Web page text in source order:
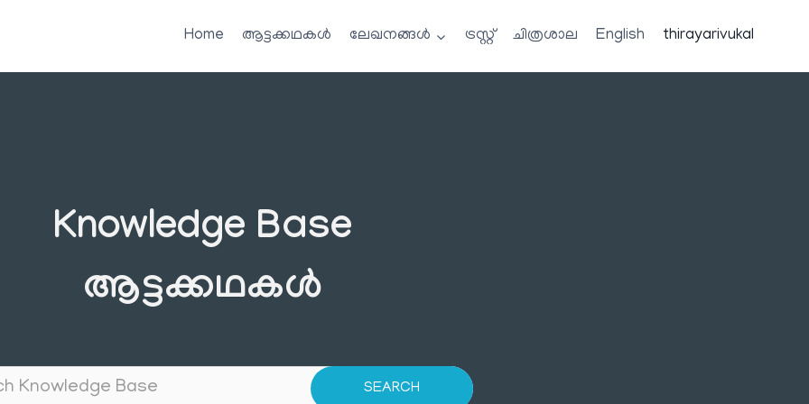
Home ആട്ടക്കഥകൾ ലേഖനങ്ങൾ ട്രസ്റ്റ് ചിത്രശാല English thirayarivukal
Knowledge Base
ആട്ടക്കഥകൾ